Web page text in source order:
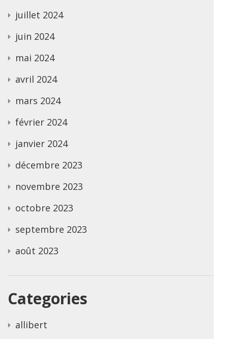
juillet 2024
juin 2024
mai 2024
avril 2024
mars 2024
février 2024
janvier 2024
décembre 2023
novembre 2023
octobre 2023
septembre 2023
août 2023
Categories
allibert